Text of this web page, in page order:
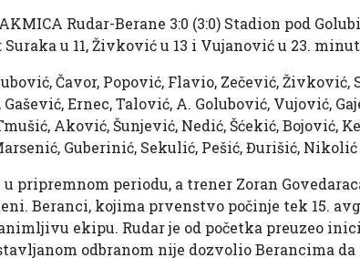
Rudar-Berane 3:0 (3:0) Stadion pod
u 11, Živković u 13 i Vujanović u 23.
Čavor, Popović, Flavio, Zečević, Živković,
Ernec, Talović, A. Golubović, Vujović,
Aković, Šunjević, Nedić, Šćekić, Bojović,
Guberinić, Sekulić, Pešić, Đurišić,
pripremnom periodu, a trener Zoran
Beranci, kojima prvenstvo počinje tek 15.
ekipu. Rudar je od početka preuzeo
odbranom nije dozvolio Berancima da